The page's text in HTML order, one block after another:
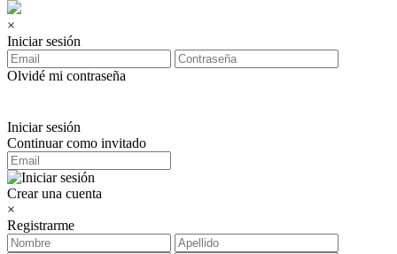
×
Iniciar sesión
Olvidé mi contraseña
Iniciar sesión
Continuar como invitado
Crear una cuenta
×
Registrarme